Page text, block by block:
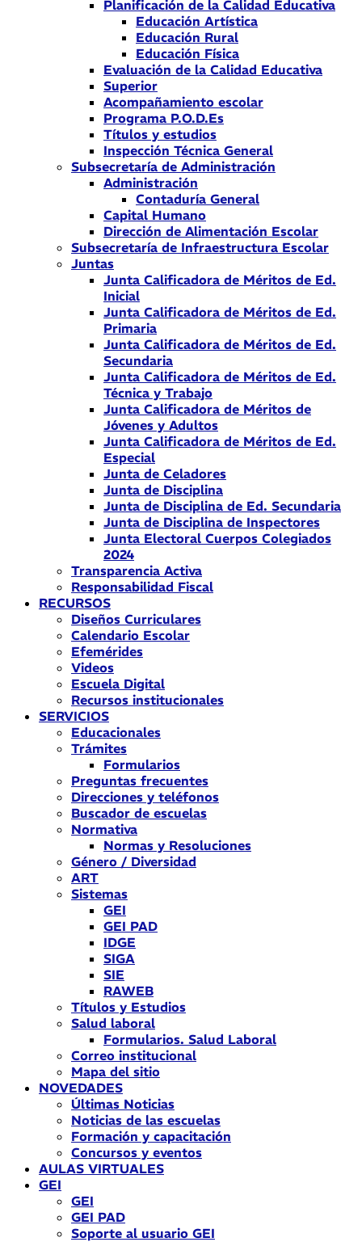
Planificación de la Calidad Educativa
Educación Artística
Educación Rural
Educación Física
Evaluación de la Calidad Educativa
Superior
Acompañamiento escolar
Programa P.O.D.Es
Títulos y estudios
Inspección Técnica General
Subsecretaría de Administración
Administración
Contaduría General
Capital Humano
Dirección de Alimentación Escolar
Subsecretaría de Infraestructura Escolar
Juntas
Junta Calificadora de Méritos de Ed.
Inicial
Junta Calificadora de Méritos de Ed.
Primaria
Junta Calificadora de Méritos de Ed.
Secundaria
Junta Calificadora de Méritos de Ed.
Técnica y Trabajo
Junta Calificadora de Méritos de
Jóvenes y Adultos
Junta Calificadora de Méritos de Ed.
Especial
Junta de Celadores
Junta de Disciplina
Junta de Disciplina de Ed. Secundaria
Junta de Disciplina de Inspectores
Junta Electoral Cuerpos Colegiados
2024
Transparencia Activa
Responsabilidad Fiscal
RECURSOS
Diseños Curriculares
Calendario Escolar
Efemérides
Videos
Escuela Digital
Recursos institucionales
SERVICIOS
Educacionales
Trámites
Formularios
Preguntas frecuentes
Direcciones y teléfonos
Buscador de escuelas
Normativa
Normas y Resoluciones
Género / Diversidad
ART
Sistemas
GEI
GEI PAD
IDGE
SIGA
SIE
RAWEB
Títulos y Estudios
Salud laboral
Formularios. Salud Laboral
Correo institucional
Mapa del sitio
NOVEDADES
Últimas Noticias
Noticias de las escuelas
Formación y capacitación
Concursos y eventos
AULAS VIRTUALES
GEI
GEI
GEI PAD
Soporte al usuario GEI